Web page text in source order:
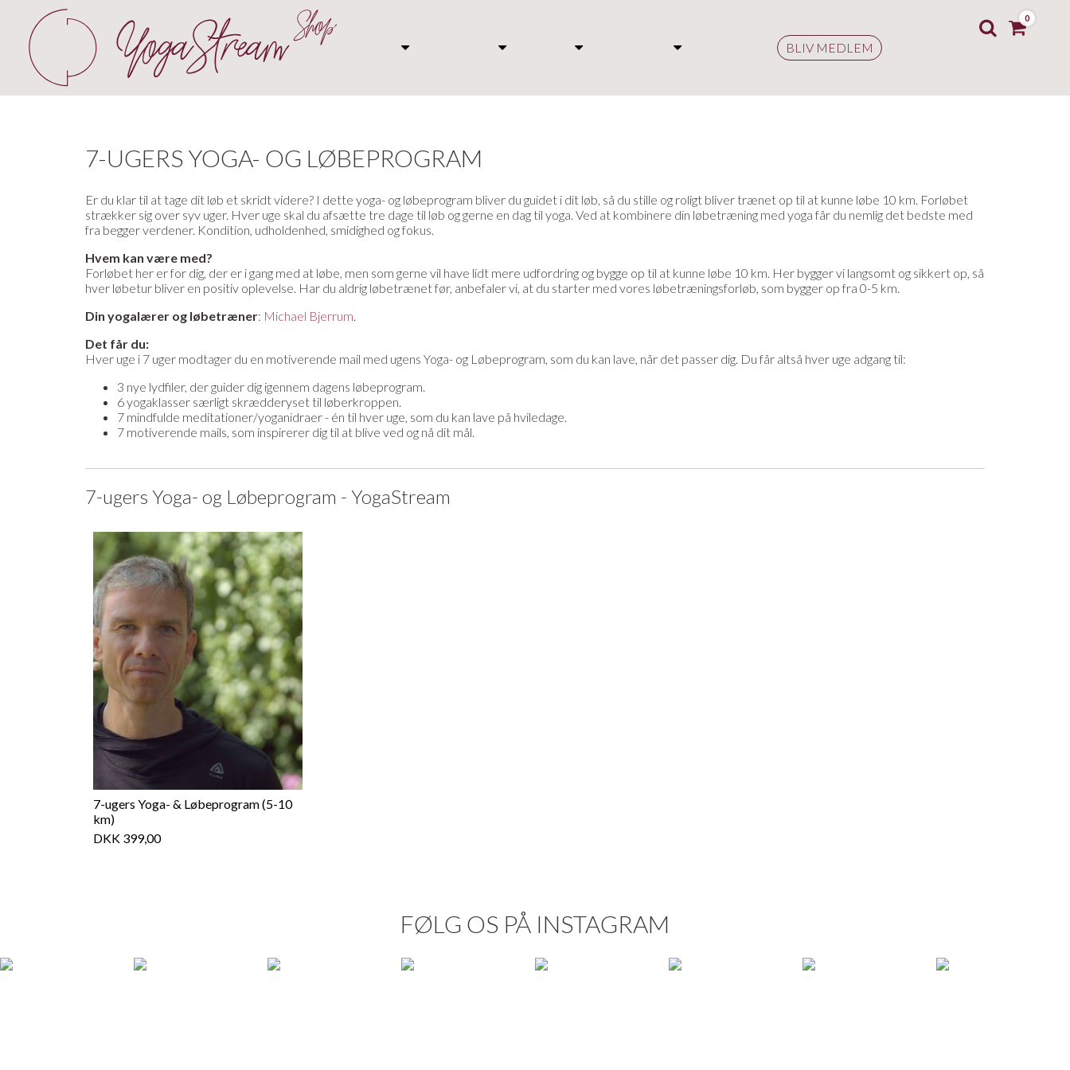
BLIV MEDLEM
0
7-UGERS YOGA- OG LØBEPROGRAM
Er du klar til at tage dit løb et skridt videre? I dette yoga- og løbeprogram bliver du guidet i dit løb, så du stille og roligt bliver trænet op til at kunne løbe 10 km. Forløbet
strækker sig over syv uger. Hver uge skal du afsætte tre dage til løb og gerne en dag til yoga. Ved at kombinere din løbetræning med yoga får du nemlig det bedste med
fra begger verdener. Kondition, udholdenhed, smidighed og fokus.
Hvem kan være med?
Forløbet her er for dig, der er i gang med at løbe, men som gerne vil have lidt mere udfordring og bygge op til at kunne løbe 10 km. Her bygger vi langsomt og sikkert op, så
hver løbetur bliver en positiv oplevelse. Har du aldrig løbetrænet før, anbefaler vi, at du starter med vores løbetræningsforløb, som bygger op fra 0-5 km.
Din yogalærer og løbetræner: Michael Bjerrum.
Det får du:
Hver uge i 7 uger modtager du en motiverende mail med ugens Yoga- og Løbeprogram, som du kan lave, når det passer dig. Du får altså hver uge adgang til:
3 nye lydfiler, der guider dig igennem dagens løbeprogram.
6 yogaklasser særligt skrædderyset til løberkroppen.
7 mindfulde meditationer/yoganidraer - én til hver uge, som du kan lave på hviledage.
7 motiverende mails, som inspirerer dig til at blive ved og nå dit mål.
7-ugers Yoga- og Løbeprogram - YogaStream
7-ugers Yoga- & Løbeprogram (5-10
km)
DKK 399,00
FØLG OS PÅ INSTAGRAM